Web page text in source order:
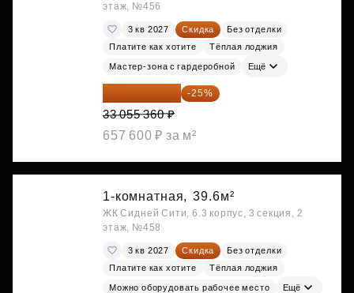
этаж, №456
3 кв 2027 Скидка
Без отделки
Платите как хотите
Тёплая лоджия
Мастер-зона с гардеробной Ещё
24 791 520 ₽ -25%
33 055 360 ₽
657 600 ₽ за м²
1-комнатная, 39.6м²
ЖК Сидней Сити, 6.3 корпус, 3 секция, 2
этаж, №458
3 кв 2027 Скидка
Без отделки
Платите как хотите
Тёплая лоджия
Можно оборудовать рабочее место Ещё